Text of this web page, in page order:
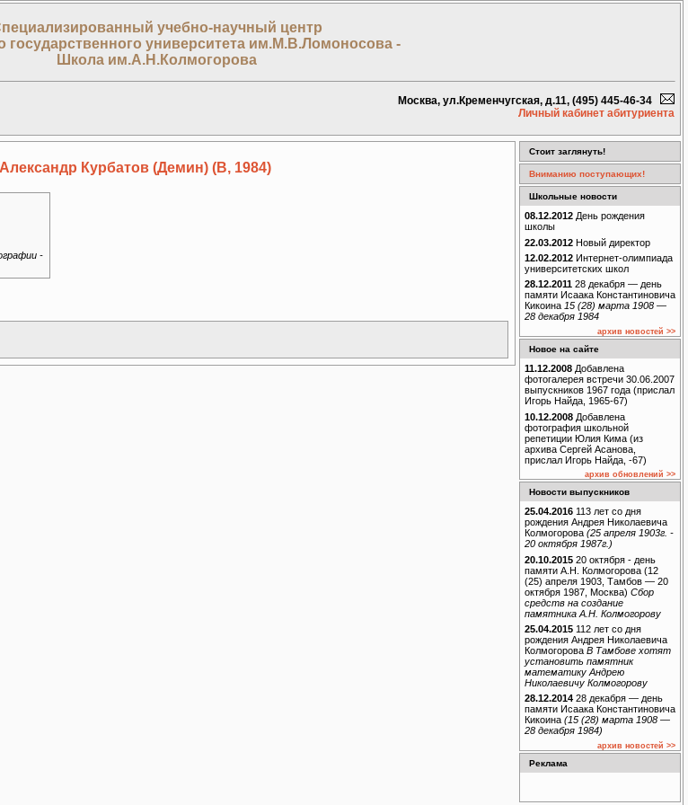
учебно-научный центр
государственного университета им.М.В.Ломоносова -
Школа им.А.Н.Колмогорова
Москва, ул.Кременчугская, д.11, (495) 445-46-34
Личный кабинет абитуриента
Александр Курбатов (Демин) (В, 1984)
-
Стоит заглянуть!
Вниманию поступающих!
Школьные новости
08.12.2012 День рождения
школы
22.03.2012 Новый директор
12.02.2012 Интернет-олимпиада
университетских школ
28.12.2011 28 декабря — день
памяти Исаака Константиновича
Кикоина 15 (28) марта 1908 —
28 декабря 1984
архив новостей >>
Новое на сайте
11.12.2008 Добавлена
фотогалерея встречи 30.06.2007
выпускников 1967 года (прислал
Игорь Найда, 1965-67)
10.12.2008 Добавлена
фотография школьной
репетиции Юлия Кима (из
архива Сергей Асанова,
прислал Игорь Найда, -67)
архив обновлений >>
Новости выпускников
25.04.2016 113 лет со дня
рождения Андрея Николаевича
Колмогорова (25 апреля 1903г. -
20 октября 1987г.)
20.10.2015 20 октября - день
памяти А.Н. Колмогорова (12
(25) апреля 1903, Тамбов — 20
октября 1987, Москва) Сбор
средств на создание
памятника А.Н. Колмогорову
25.04.2015 112 лет со дня
рождения Андрея Николаевича
Колмогорова В Тамбове хотят
установить памятник
математику Андрею
Николаевичу Колмогорову
28.12.2014 28 декабря — день
памяти Исаака Константиновича
Кикоина (15 (28) марта 1908 —
28 декабря 1984)
архив новостей >>
Реклама